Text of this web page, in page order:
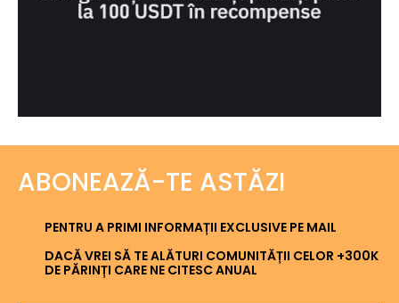
ABONEAZĂ-TE ASTĂZI
PENTRU A PRIMI INFORMAȚII EXCLUSIVE PE MAIL
DACĂ VREI SĂ TE ALĂTURI COMUNITĂȚII CELOR +300K
DE PĂRINȚI CARE NE CITESC ANUAL